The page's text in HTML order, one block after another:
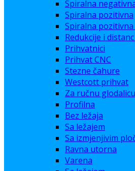
Spiralna
Spiralna pozitivna
Spiralna
Redukcije i
Prihvatnici
Prihvat CNC
Stezne čahure
Westcott prihvat
Za ručnu glodalicu
Profilna
Bez ležaja
Sa ležajem
Sa izmjenjivim
Ravna utorna
Varena